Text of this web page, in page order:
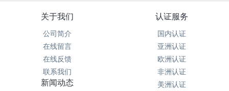
关于我们
公司简介
在线留言
在线反馈
联系我们
认证服务
国内认证
亚洲认证
欧洲认证
非洲认证
美洲认证
新闻动态